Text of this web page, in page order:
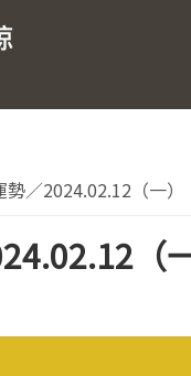
／2024.02.12（一）
（一